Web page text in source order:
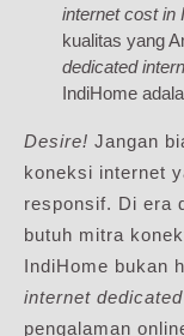
internet cost in
kualitas yang
dedicated
IndiHome
Desire! Jangan
koneksi internet
responsif. Di era
butuh mitra
IndiHome bukan
internet dedicated
pengalaman